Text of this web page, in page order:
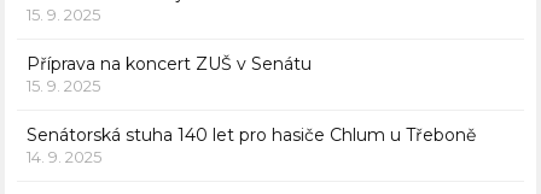
15. 9. 2025
Příprava na koncert ZUŠ v Senátu
15. 9. 2025
Senátorská stuha 140 let pro hasiče Chlum u Třeboně
14. 9. 2025